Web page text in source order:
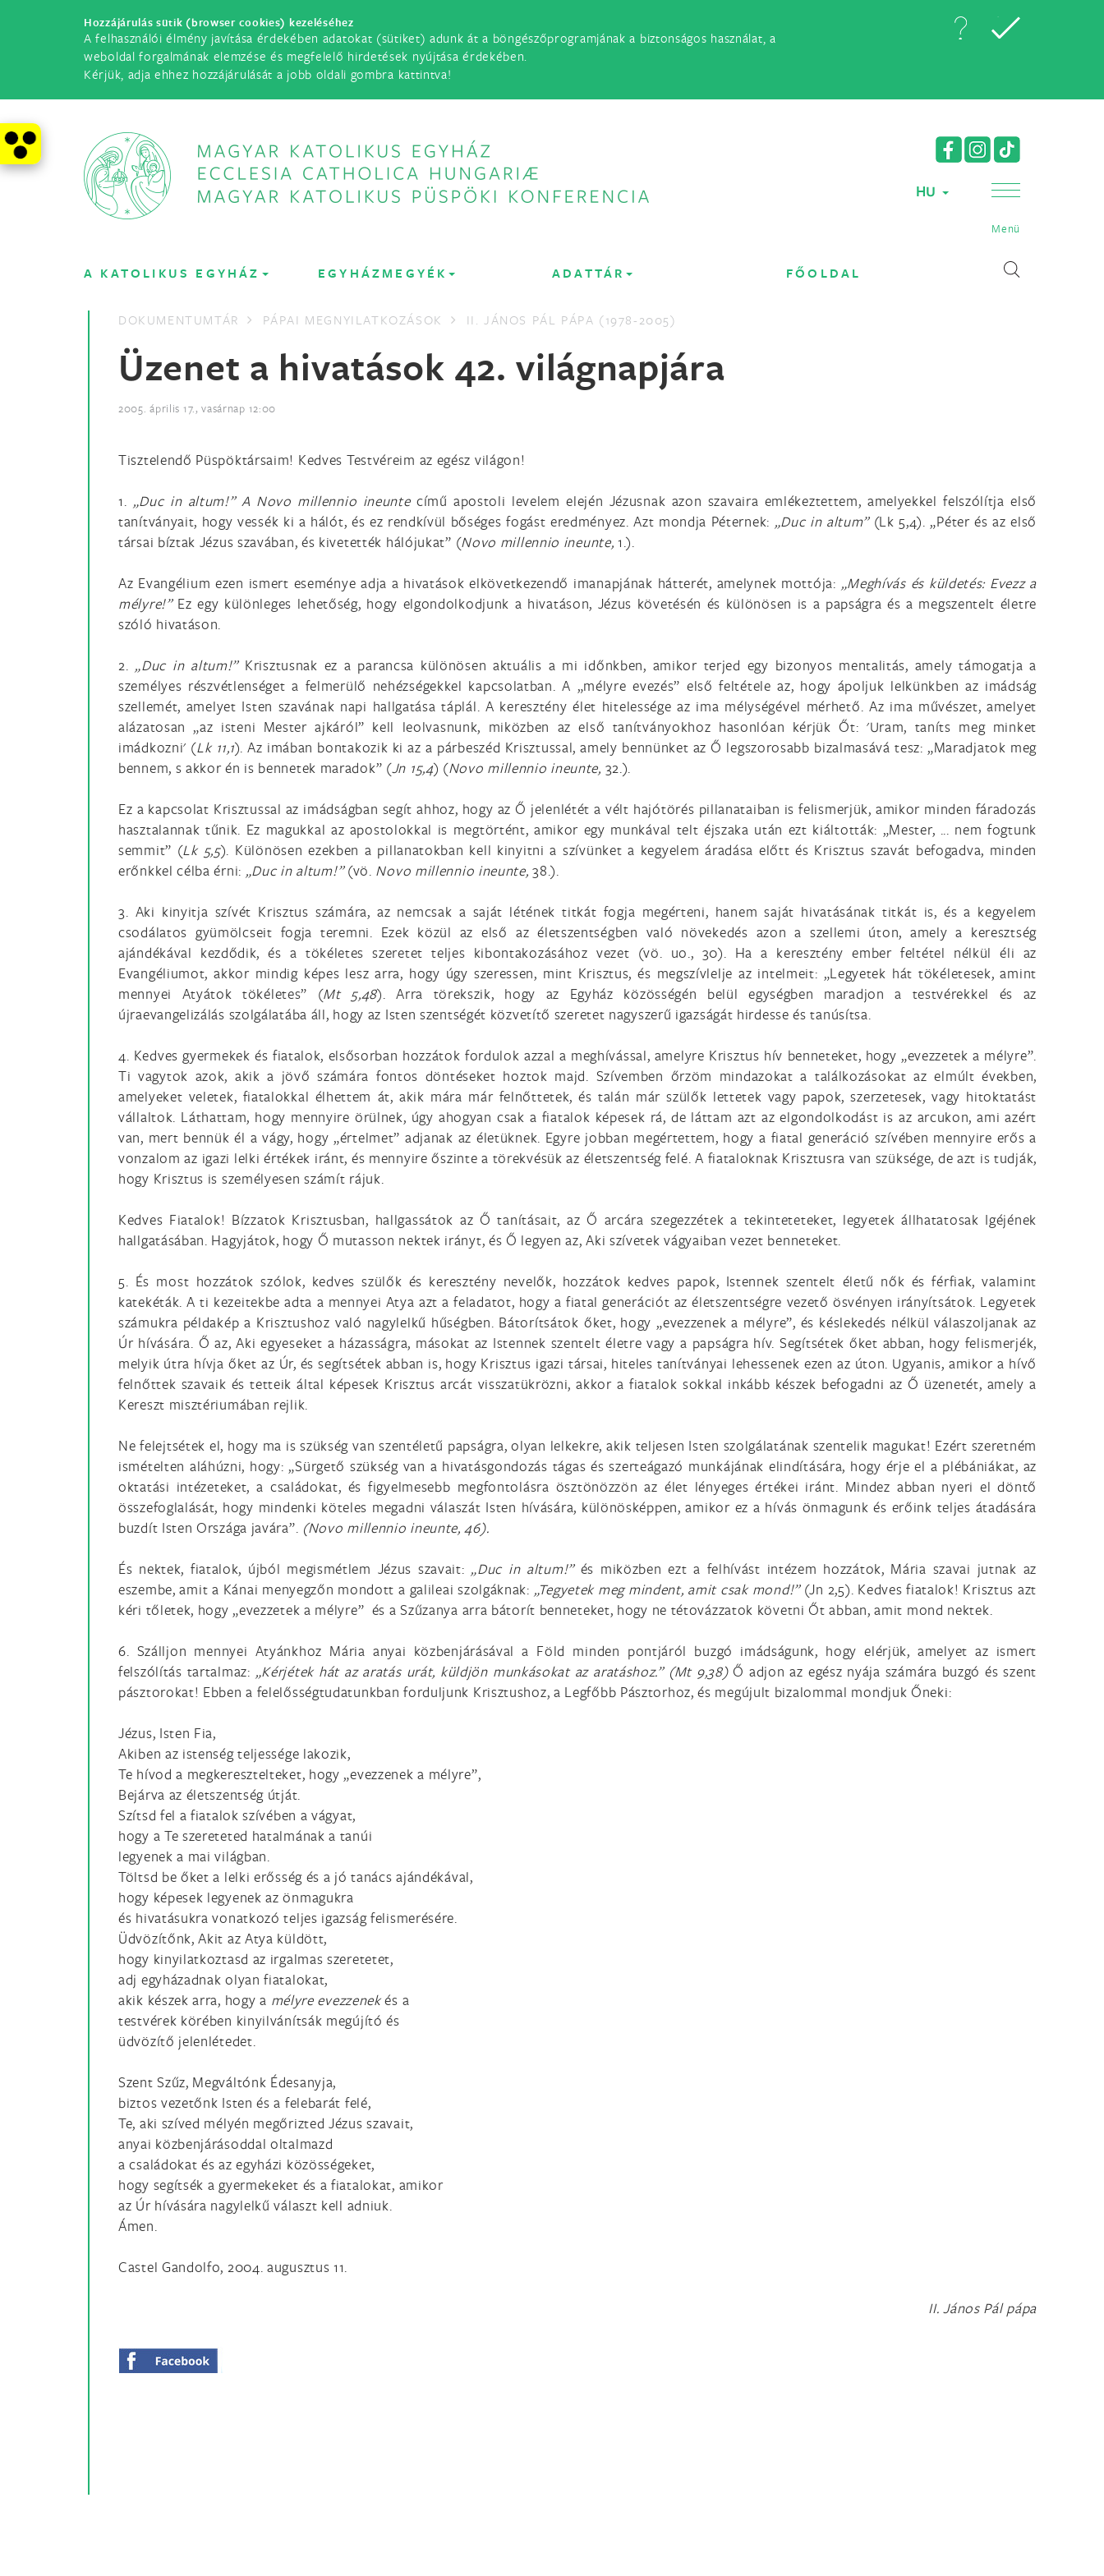
Hozzájárulás sütik (browser cookies) kezeléséhez
A felhasználói élmény javítása érdekében adatokat (sütiket) adunk át a böngészőprogramjának a biztonságos használat, a
weboldal forgalmának elemzése és megfelelő hirdetések nyújtása érdekében.
Kérjük, adja ehhez hozzájárulását a jobb oldali gombra kattintva!
HU
Menü
A KATOLIKUS EGYHÁZ EGYHÁZMEGYÉK ADATTÁR FŐOLDAL
DOKUMENTUMTÁR PÁPAI MEGNYILATKOZÁSOK II. JÁNOS PÁL PÁPA (1978-2005)
Üzenet a hivatások 42. világnapjára
2005. április 17., vasárnap 12:00
Tisztelendő Püspöktársaim! Kedves Testvéreim az egész világon!
1. „Duc in altum!” A Novo millennio ineuntecímű apostoli levelem elején Jézusnak azon szavaira emlékeztettem, amelyekkel felszólítja első
tanítványait, hogy vessék ki a hálót, és ez rendkívül bőséges fogást eredményez. Azt mondja Péternek: „Duc in altum” (Lk 5,4). „Péter és az első
társai bíztak Jézus szavában, és kivetették hálójukat” (Novo millennio ineunte, 1.).
Az Evangélium ezen ismert eseménye adja a hivatások elkövetkezendő imanapjának hátterét, amelynek mottója: „Meghívás és küldetés: Evezz a
mélyre!” Ez egy különleges lehetőség, hogy elgondolkodjunk a hivatáson, Jézus követésén és különösen is a papságra és a megszentelt életre
szóló hivatáson.
2. „Duc in altum!” Krisztusnak ez a parancsa különösen aktuális a mi időnkben, amikor terjed egy bizonyos mentalitás, amely támogatja a
személyes részvétlenséget a felmerülő nehézségekkel kapcsolatban. A „mélyre evezés” első feltétele az, hogy ápoljuk lelkünkben az imádság
szellemét, amelyet Isten szavának napi hallgatása táplál. A keresztény élet hitelessége az ima mélységével mérhető. Az ima művészet, amelyet
alázatosan „az isteni Mester ajkáról” kell leolvasnunk, miközben az első tanítványokhoz hasonlóan kérjük Őt: 'Uram, taníts meg minket
imádkozni' (Lk 11,1). Az imában bontakozik ki az a párbeszéd Krisztussal, amely bennünket az Ő legszorosabb bizalmasává tesz: „Maradjatok meg
bennem, s akkor én is bennetek maradok” (Jn 15,4) (Novo millennio ineunte, 32.).
Ez a kapcsolat Krisztussal az imádságban segít ahhoz, hogy az Ő jelenlétét a vélt hajótörés pillanataiban is felismerjük, amikor minden fáradozás
hasztalannak tűnik. Ez magukkal az apostolokkal is megtörtént, amikor egy munkával telt éjszaka után ezt kiáltották: „Mester, ... nem fogtunk
semmit” (Lk 5,5). Különösen ezekben a pillanatokban kell kinyitni a szívünket a kegyelem áradása előtt és Krisztus szavát befogadva, minden
erőnkkel célba érni: „Duc in altum!”(vö. Novo millennio ineunte, 38.).
3. Aki kinyitja szívét Krisztus számára, az nemcsak a saját létének titkát fogja megérteni, hanem saját hivatásának titkát is, és a kegyelem
csodálatos gyümölcseit fogja teremni. Ezek közül az első az életszentségben való növekedés azon a szellemi úton, amely a keresztség
ajándékával kezdődik, és a tökéletes szeretet teljes kibontakozásához vezet (vö. uo., 30). Ha a keresztény ember feltétel nélkül éli az
Evangéliumot, akkor mindig képes lesz arra, hogy úgy szeressen, mint Krisztus, és megszívlelje az intelmeit: „Legyetek hát tökéletesek, amint
mennyei Atyátok tökéletes” (Mt 5,48). Arra törekszik, hogy az Egyház közösségén belül egységben maradjon a testvérekkel és az
újraevangelizálás szolgálatába áll, hogy az Isten szentségét közvetítő szeretet nagyszerű igazságát hirdesse és tanúsítsa.
4. Kedves gyermekek és fiatalok, elsősorban hozzátok fordulok azzal a meghívással, amelyre Krisztus hív benneteket, hogy „evezzetek a mélyre”.
Ti vagytok azok, akik a jövő számára fontos döntéseket hoztok majd. Szívemben őrzöm mindazokat a találkozásokat az elmúlt években,
amelyeket veletek, fiatalokkal élhettem át, akik mára már felnőttetek, és talán már szülők lettetek vagy papok, szerzetesek, vagy hitoktatást
vállaltok. Láthattam, hogy mennyire örülnek, úgy ahogyan csak a fiatalok képesek rá, de láttam azt az elgondolkodást is az arcukon, ami azért
van, mert bennük él a vágy, hogy „értelmet” adjanak az életüknek. Egyre jobban megértettem, hogy a fiatal generáció szívében mennyire erős a
vonzalom az igazi lelki értékek iránt, és mennyire őszinte a törekvésük az életszentség felé. A fiataloknak Krisztusra van szüksége, de azt is tudják,
hogy Krisztus is személyesen számít rájuk.
Kedves Fiatalok! Bízzatok Krisztusban, hallgassátok az Ő tanításait, az Ő arcára szegezzétek a tekinteteteket, legyetek állhatatosak Igéjének
hallgatásában. Hagyjátok, hogy Ő mutasson nektek irányt, és Ő legyen az, Aki szívetek vágyaiban vezet benneteket.
5. És most hozzátok szólok, kedves szülők és keresztény nevelők, hozzátok kedves papok, Istennek szentelt életű nők és férfiak, valamint
katekéták. A ti kezeitekbe adta a mennyei Atya azt a feladatot, hogy a fiatal generációt az életszentségre vezető ösvényen irányítsátok. Legyetek
számukra példakép a Krisztushoz való nagylelkű hűségben. Bátorítsátok őket, hogy „evezzenek a mélyre”, és késlekedés nélkül válaszoljanak az
Úr hívására. Ő az, Aki egyeseket a házasságra, másokat az Istennek szentelt életre vagy a papságra hív. Segítsétek őket abban, hogy felismerjék,
melyik útra hívja őket az Úr, és segítsétek abban is, hogy Krisztus igazi társai, hiteles tanítványai lehessenek ezen az úton. Ugyanis, amikor a hívő
felnőttek szavaik és tetteik által képesek Krisztus arcát visszatükrözni, akkor a fiatalok sokkal inkább készek befogadni az Ő üzenetét, amely a
Kereszt misztériumában rejlik.
Ne felejtsétek el, hogy ma is szükség van szentéletű papságra, olyan lelkekre, akik teljesen Isten szolgálatának szentelik magukat! Ezért szeretném
ismételten aláhúzni, hogy: „Sürgető szükség van a hivatásgondozás tágas és szerteágazó munkájának elindítására, hogy érje el a plébániákat, az
oktatási intézeteket, a családokat, és figyelmesebb megfontolásra ösztönözzön az élet lényeges értékei iránt. Mindez abban nyeri el döntő
összefoglalását, hogy mindenki köteles megadni válaszát Isten hívására, különösképpen, amikor ez a hívás önmagunk és erőink teljes átadására
buzdít Isten Országa javára”. (Novo millennio ineunte, 46).
És nektek, fiatalok, újból megismétlem Jézus szavait: „Duc in altum!” és miközben ezt a felhívást intézem hozzátok, Mária szavai jutnak az
eszembe, amit a Kánai menyegzőn mondott a galileai szolgáknak: „Tegyetek meg mindent, amit csak mond!” (Jn 2,5). Kedves fiatalok! Krisztus azt
kéri tőletek, hogy „evezzetek a mélyre” és a Szűzanya arra bátorít benneteket, hogy ne tétovázzatok követni Őt abban, amit mond nektek.
6. Szálljon mennyei Atyánkhoz Mária anyai közbenjárásával a Föld minden pontjáról buzgó imádságunk, hogy elérjük, amelyet az ismert
felszólítás tartalmaz: „Kérjétek hát az aratás urát, küldjön munkásokat az aratáshoz.” (Mt 9,38)Ő adjon az egész nyája számára buzgó és szent
pásztorokat! Ebben a felelősségtudatunkban forduljunk Krisztushoz, a Legfőbb Pásztorhoz, és megújult bizalommal mondjuk Őneki:
Jézus, Isten Fia,
Akiben az istenség teljessége lakozik,
Te hívod a megkeresztelteket, hogy „evezzenek a mélyre”,
Bejárva az életszentség útját.
Szítsd fel a fiatalok szívében a vágyat,
hogy a Te szereteted hatalmának a tanúi
legyenek a mai világban.
Töltsd be őket a lelki erősség és a jó tanács ajándékával,
hogy képesek legyenek az önmagukra
és hivatásukra vonatkozó teljes igazság felismerésére.
Üdvözítőnk, Akit az Atya küldött,
hogy kinyilatkoztasd az irgalmas szeretetet,
adj egyházadnak olyan fiatalokat,
akik készek arra, hogy a mélyre evezzenekés a
testvérek körében kinyilvánítsák megújító és
üdvözítő jelenlétedet.
Szent Szűz, Megváltónk Édesanyja,
biztos vezetőnk Isten és a felebarát felé,
Te, aki szíved mélyén megőrizted Jézus szavait,
anyai közbenjárásoddal oltalmazd
a családokat és az egyházi közösségeket,
hogy segítsék a gyermekeket és a fiatalokat, amikor
az Úr hívására nagylelkű választ kell adniuk.
Ámen.
Castel Gandolfo, 2004. augusztus 11.
II. János Pál pápa